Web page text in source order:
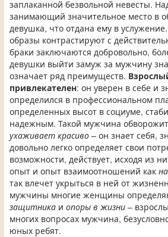
заплаканной безвольной невесты.
занимающий значительное место в
девушка, что отдана ему в
образы контрастируют с
браки заключаются добровольно,
девушки выйти замуж за мужчину
означает ряд преимуществ.
привлекателен: он уверен в себе и
определился в профессиональном
определенных высот в социуме,
надежным. Такой мужчина
ухаживает красиво – он знает себя,
довольно легко определяет свои
возможности, действует, исходя из
опыт и опыт взаимоотношений как
так влечет укрыться в ней от
мужчины многие женщины
защитника и опоры в жизни –
многих вопросах мужчина,
юных ребят.